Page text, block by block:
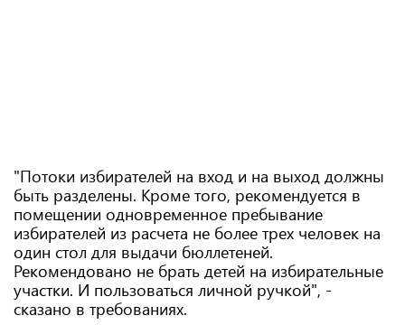
"Потоки избирателей на вход и на выход должны
быть разделены. Кроме того, рекомендуется в
помещении одновременное пребывание
избирателей из расчета не более трех человек на
один стол для выдачи бюллетеней.
Рекомендовано не брать детей на избирательные
участки. И пользоваться личной ручкой", -
сказано в требованиях.